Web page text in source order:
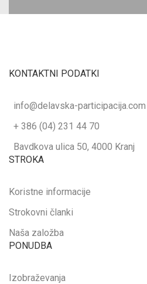
KONTAKTNI PODATKI
info@delavska-participacija.com
+ 386 (04) 231 44 70
Bavdkova ulica 50, 4000 Kranj
STROKA
Koristne informacije
Strokovni članki
Naša založba
PONUDBA
Izobraževanja